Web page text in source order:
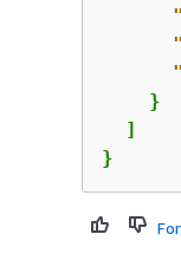
    }
  ]
}